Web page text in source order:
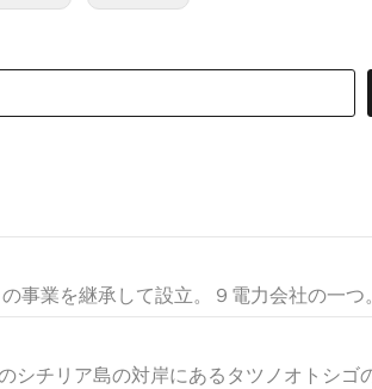
事業を継承して設立。９電力会社の一つ
シチリア島の対岸にあるタツノオトシゴ